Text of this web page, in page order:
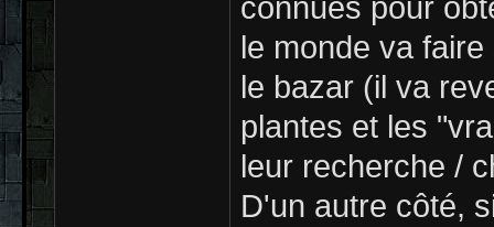
connues pour
le monde va
le bazar (il va
plantes et les
leur recherche /
D'un autre côté,